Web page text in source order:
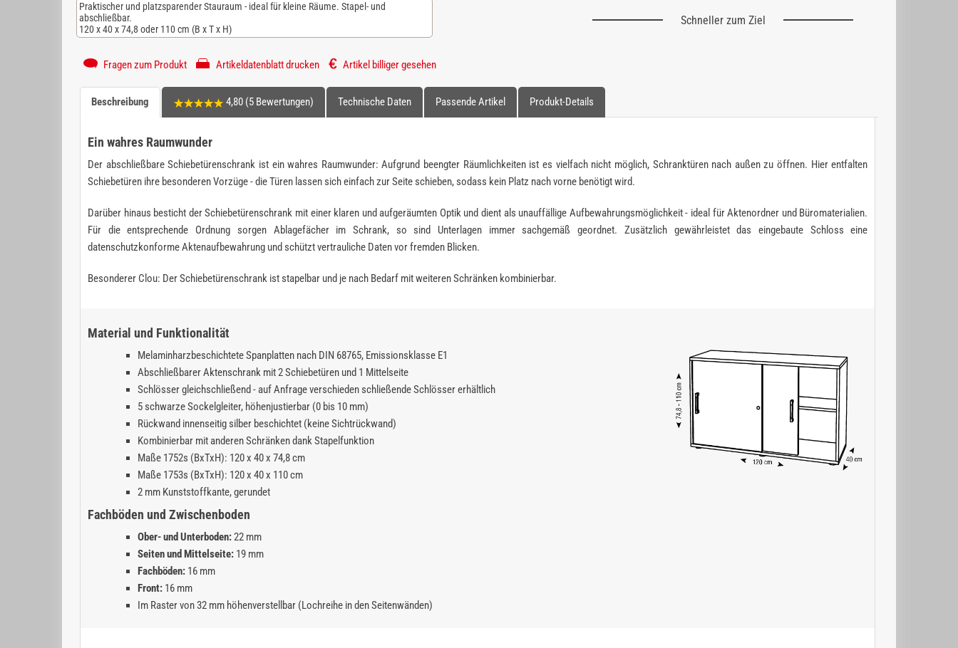
Praktischer und platzsparender Stauraum - ideal für kleine Räume. Stapel- und
abschließbar.
120 x 40 x 74,8 oder 110 cm (B x T x H)
Schneller zum Ziel
Fragen zum Produkt Artikeldatenblatt drucken Artikel billiger gesehen
Beschreibung 4,80 (5 Bewertungen) Technische Daten Passende Artikel Produkt-Details
Ein wahres Raumwunder
Der abschließbare Schiebetürenschrank ist ein wahres Raumwunder: Aufgrund beengter Räumlichkeiten ist es vielfach nicht möglich, Schranktüren nach außen zu öffnen. Hier entfalten
Schiebetüren ihre besonderen Vorzüge - die Türen lassen sich einfach zur Seite schieben, sodass kein Platz nach vorne benötigt wird.
Darüber hinaus besticht der Schiebetürenschrank mit einer klaren und aufgeräumten Optik und dient als unauffällige Aufbewahrungsmöglichkeit - ideal für Aktenordner und Büromaterialien.
Für die entsprechende Ordnung sorgen Ablagefächer im Schrank, so sind Unterlagen immer sachgemäß geordnet. Zusätzlich gewährleistet das eingebaute Schloss eine
datenschutzkonforme Aktenaufbewahrung und schützt vertrauliche Daten vor fremden Blicken.
Besonderer Clou: Der Schiebetürenschrank ist stapelbar und je nach Bedarf mit weiteren Schränken kombinierbar.
Material und Funktionalität
Melaminharzbeschichtete Spanplatten nach DIN 68765, Emissionsklasse E1
Abschließbarer Aktenschrank mit 2 Schiebetüren und 1 Mittelseite
Schlösser gleichschließend - auf Anfrage verschieden schließende Schlösser erhältlich
5 schwarze Sockelgleiter, höhenjustierbar (0 bis 10 mm)
Rückwand innenseitig silber beschichtet (keine Sichtrückwand)
Kombinierbar mit anderen Schränken dank Stapelfunktion
Maße 1752s (BxTxH): 120 x 40 x 74,8 cm
Maße 1753s (BxTxH): 120 x 40 x 110 cm
2 mm Kunststoffkante, gerundet
Fachböden und Zwischenboden
Ober- und Unterboden:22 mm
Seiten und Mittelseite: 19 mm
Fachböden: 16 mm
Front: 16 mm
Im Raster von 32 mm höhenverstellbar (Lochreihe in den Seitenwänden)